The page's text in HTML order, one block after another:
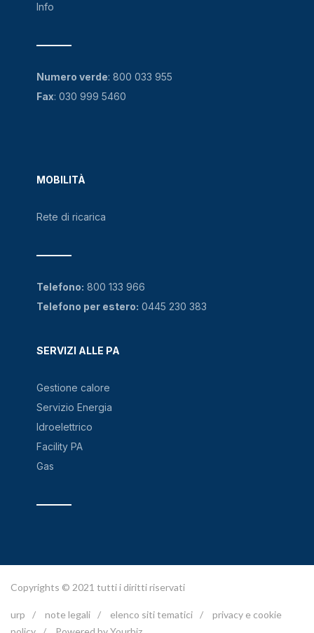
Info
MOBILITÀ
Rete di ricarica
SERVIZI ALLE PA
Gestione calore
Servizio Energia
Idroelettrico
Facility PA
Gas
Numero verde: 800 033 955
Fax: 030 999 5460
Telefono: 800 133 966
Telefono per estero: 0445 230 383
Copyrights © 2021 tutti i diritti riservati
urp / note legali / elenco siti tematici /
privacy e cookie